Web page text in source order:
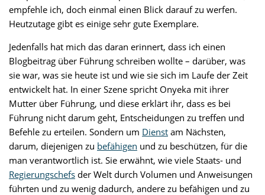
empfehle ich, doch einmal einen Blick darauf zu werfen.
Heutzutage gibt es einige sehr gute Exemplare.
Jedenfalls hat mich das daran erinnert, dass ich einen
Blogbeitrag über Führung schreiben wollte – darüber, was
sie war, was sie heute ist und wie sie sich im Laufe der Zeit
entwickelt hat. In einer Szene spricht Onyeka mit ihrer
Mutter über Führung, und diese erklärt ihr, dass es bei
Führung nicht darum geht, Entscheidungen zu treffen und
Befehle zu erteilen. Sondern um Dienst am Nächsten,
darum, diejenigen zu befähigen und zu beschützen, für die
man verantwortlich ist. Sie erwähnt, wie viele Staats- und
Regierungschefs der Welt durch Volumen und Anweisungen
führten und zu wenig dadurch, andere zu befähigen und zu